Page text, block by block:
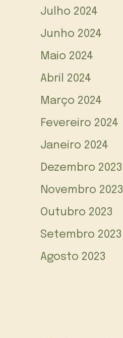
Julho 2024
Junho 2024
Maio 2024
Abril 2024
Março 2024
Fevereiro 2024
Janeiro 2024
Dezembro 2023
Novembro 2023
Outubro 2023
Setembro 2023
Agosto 2023